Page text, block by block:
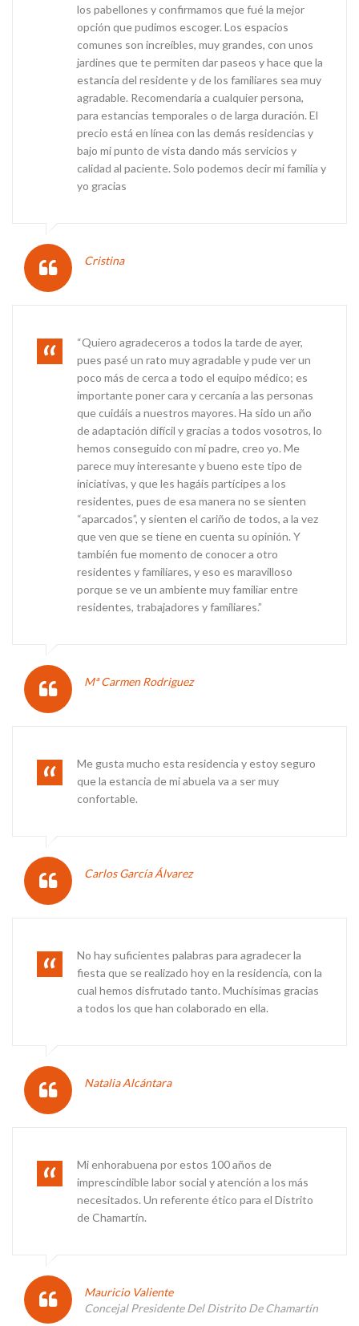
los pabellones y confirmamos que fué la mejor
opción que pudimos escoger. Los espacios
comunes son increíbles, muy grandes, con unos
jardines que te permiten dar paseos y hace que la
estancia del residente y de los familiares sea muy
agradable. Recomendaría a cualquier persona,
para estancias temporales o de larga duración. El
precio está en línea con las demás residencias y
bajo mi punto de vista dando más servicios y
calidad al paciente. Solo podemos decir mi familia y
yo gracias
Cristina
“Quiero agradeceros a todos la tarde de ayer,
pues pasé un rato muy agradable y pude ver un
poco más de cerca a todo el equipo médico; es
importante poner cara y cercanía a las personas
que cuidáis a nuestros mayores. Ha sido un año
de adaptación difícil y gracias a todos vosotros, lo
hemos conseguido con mi padre, creo yo. Me
parece muy interesante y bueno este tipo de
iniciativas, y que les hagáis partícipes a los
residentes, pues de esa manera no se sienten
“aparcados”, y sienten el cariño de todos, a la vez
que ven que se tiene en cuenta su opinión. Y
también fue momento de conocer a otro
residentes y familiares, y eso es maravilloso
porque se ve un ambiente muy familiar entre
residentes, trabajadores y familiares.”
Mª Carmen Rodriguez
Me gusta mucho esta residencia y estoy seguro
que la estancia de mi abuela va a ser muy
confortable.
Carlos García Álvarez
No hay suficientes palabras para agradecer la
fiesta que se realizado hoy en la residencia, con la
cual hemos disfrutado tanto. Muchísimas gracias
a todos los que han colaborado en ella.
Natalia Alcántara
Mi enhorabuena por estos 100 años de
imprescindible labor social y atención a los más
necesitados. Un referente ético para el Distrito
de Chamartín.
Mauricio Valiente
Concejal Presidente Del Distrito De Chamartín